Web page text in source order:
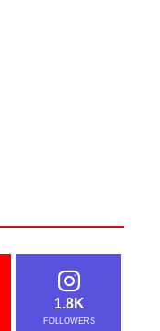
1.8K
FOLLOWERS